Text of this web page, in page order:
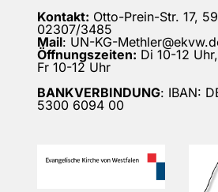
Kontakt: Otto-Prein-Str. 17,
02307/3485
Mail: UN-KG-
Öffnungszeiten: Di 10-12
Fr 10-12 Uhr
BANKVERBINDUNG: IBAN:
5300 6094 00